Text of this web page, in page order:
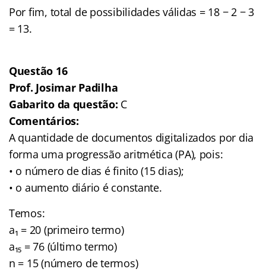
Por fim, total de possibilidades válidas = 18 − 2 − 3
= 13.
Questão 16
Prof. Josimar Padilha
Gabarito da questão: C
Comentários:
A quantidade de documentos digitalizados por dia
forma uma progressão aritmética (PA), pois:
• o número de dias é finito (15 dias);
• o aumento diário é constante.
Temos:
a₁ = 20 (primeiro termo)
a₁₅ = 76 (último termo)
n = 15 (número de termos)